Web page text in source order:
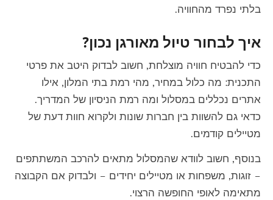
בלתי נפרד מהחוויה.
איך לבחור טיול מאורגן נכון?
כדי להבטיח חוויה מוצלחת, חשוב לבדוק היטב את פרטי
התכנית: מה כלול במחיר, מהי רמת בתי המלון, אילו
אתרים נכללים במסלול ומה רמת הניסיון של המדריך.
כדאי גם להשוות בין חברות שונות ולקרוא חוות דעת של
מטיילים קודמים.
בנוסף, חשוב לוודא שהמסלול מתאים להרכב המשתתפים
– זוגות, משפחות או מטיילים יחידים – ולבדוק אם הקבוצה
מתאימה לאופי החופשה הרצוי.